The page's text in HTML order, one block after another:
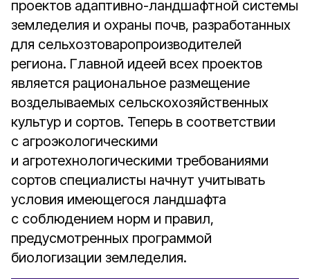
проектов адаптивно-ландшафтной системы
земледелия и охраны почв, разработанных
для сельхозтоваропроизводителей
региона. Главной идеей всех проектов
является рациональное размещение
возделываемых сельскохозяйственных
культур и сортов. Теперь в соответствии
с агроэкологическими
и агротехнологическими требованиями
сортов специалисты начнут учитывать
условия имеющегося ландшафта
с соблюдением норм и правил,
предусмотренных программой
биологизации земледелия.